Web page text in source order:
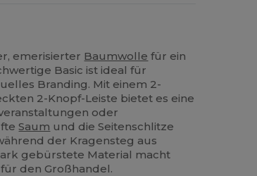
emerisierter Baumwolle für ein
Basic ist ideal für
Branding. Mit einem 2-
2-Knopf-Leiste bietet es eine
oder
Saum und die Seitenschlitze
der Kragensteg aus
gebürstete Material macht
den Großhandel.